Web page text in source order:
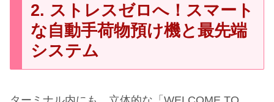
2. ストレスゼロへ！スマート
な自動手荷物預け機と最先端
システム